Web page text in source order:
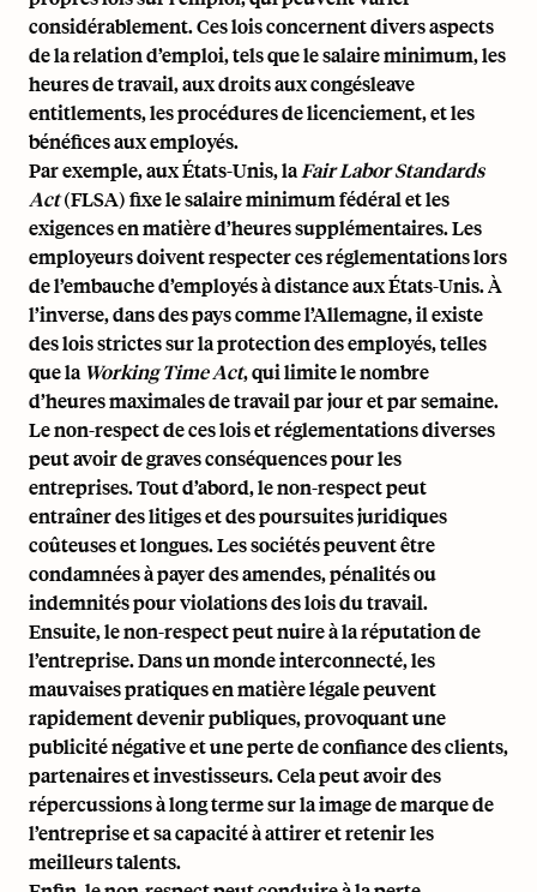
considérablement. Ces lois concernent divers aspects
de la relation d’emploi, tels que le salaire minimum, les
heures de travail, aux droits aux congésleave
entitlements, les procédures de licenciement, et les
bénéfices aux employés.
Par exemple, aux États-Unis, la Fair Labor Standards
Act(FLSA) fixe le salaire minimum fédéral et les
exigences en matière d’heures supplémentaires. Les
employeurs doivent respecter ces réglementations lors
de l’embauche d’employés à distance aux États-Unis. À
l’inverse, dans des pays comme l’Allemagne, il existe
des lois strictes sur la protection des employés, telles
que la Working Time Act, qui limite le nombre
d’heures maximales de travail par jour et par semaine.
Le non-respect de ces lois et réglementations diverses
peut avoir de graves conséquences pour les
entreprises. Tout d’abord, le non-respect peut
entraîner des litiges et des poursuites juridiques
coûteuses et longues. Les sociétés peuvent être
condamnées à payer des amendes, pénalités ou
indemnités pour violations des lois du travail.
Ensuite, le non-respect peut nuire à la réputation de
l’entreprise. Dans un monde interconnecté, les
mauvaises pratiques en matière légale peuvent
rapidement devenir publiques, provoquant une
publicité négative et une perte de confiance des clients,
partenaires et investisseurs. Cela peut avoir des
répercussions à long terme sur la image de marque de
l’entreprise et sa capacité à attirer et retenir les
meilleurs talents.